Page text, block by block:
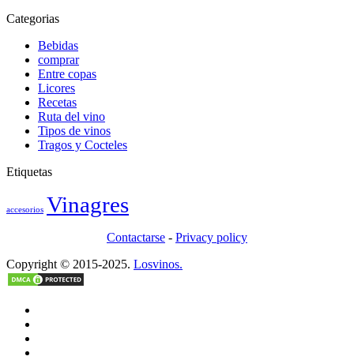
Categorias
Bebidas
comprar
Entre copas
Licores
Recetas
Ruta del vino
Tipos de vinos
Tragos y Cocteles
Etiquetas
accesorios Vinagres
Contactarse - Privacy policy
Copyright © 2015-2025. Losvinos.